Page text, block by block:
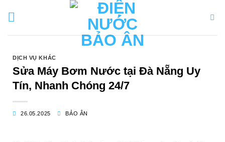
DỊCH VỤ KHÁC
Sửa Máy Bơm Nước tại Đà Nẵng Uy
Tín, Nhanh Chóng 24/7
26.05.2025 BẢO ÂN